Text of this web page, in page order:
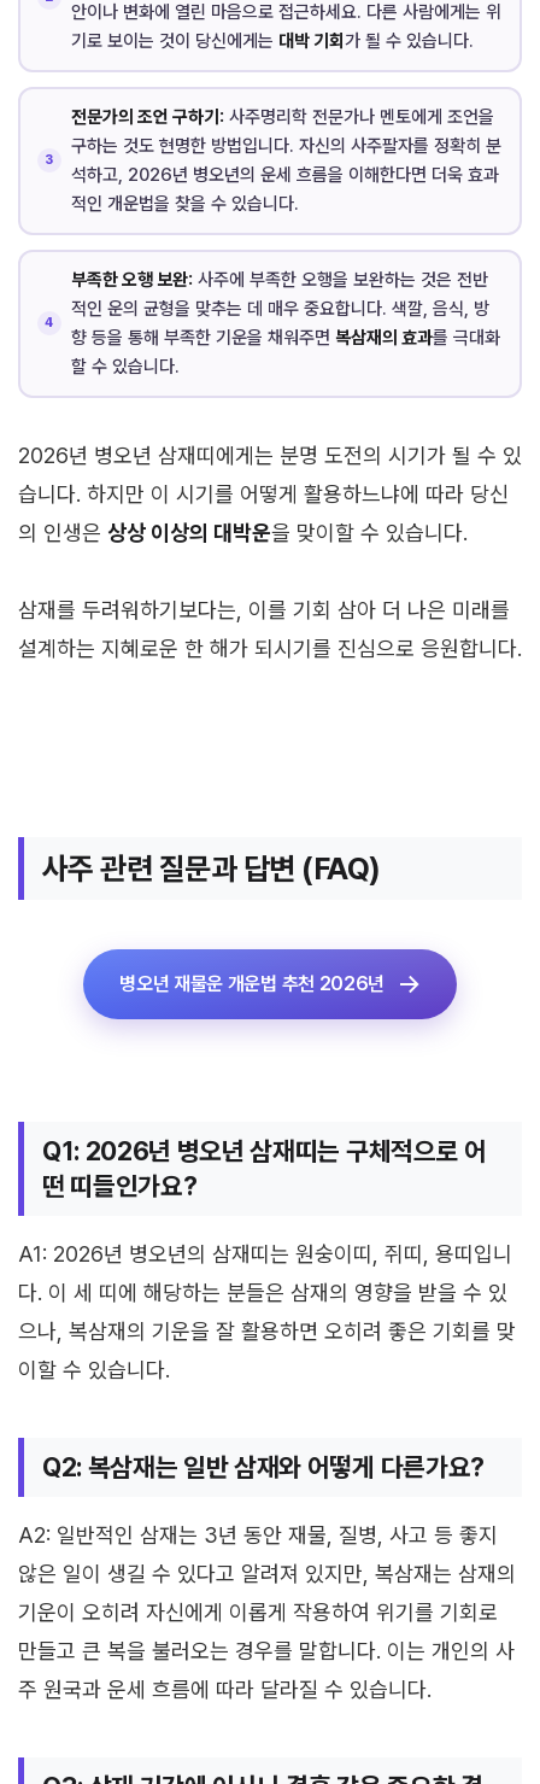
안이나 변화에 열린 마음으로 접근하세요. 다른 사람에게는 위
기로 보이는 것이 당신에게는 대박 기회 가 될 수 있습니다.
전문가의 조언 구하기: 사주명리학 전문가나 멘토에게 조언을
구하는 것도 현명한 방법입니다. 자신의 사주팔자를 정확히 분
석하고, 2026년 병오년의 운세 흐름을 이해한다면 더욱 효과
적인 개운법을 찾을 수 있습니다.
부족한 오행 보완: 사주에 부족한 오행을 보완하는 것은 전반
적인 운의 균형을 맞추는 데 매우 중요합니다. 색깔, 음식, 방
향 등을 통해 부족한 기운을 채워주면 복삼재의 효과를 극대화
할 수 있습니다.
2026년 병오년 삼재띠에게는 분명 도전의 시기가 될 수 있
습니다. 하지만 이 시기를 어떻게 활용하느냐에 따라 당신
의 인생은 상상 이상의 대박운을 맞이할 수 있습니다.
삼재를 두려워하기보다는, 이를 기회 삼아 더 나은 미래를
설계하는 지혜로운 한 해가 되시기를 진심으로 응원합니다.
사주 관련 질문과 답변 (FAQ)
병오년 재물운 개운법 추천 2026년
Q1: 2026년 병오년 삼재띠는 구체적으로 어
떤 띠들인가요?
A1: 2026년 병오년의 삼재띠는 원숭이띠, 쥐띠, 용띠입니
다. 이 세 띠에 해당하는 분들은 삼재의 영향을 받을 수 있
으나, 복삼재의 기운을 잘 활용하면 오히려 좋은 기회를 맞
이할 수 있습니다.
Q2: 복삼재는 일반 삼재와 어떻게 다른가요?
A2: 일반적인 삼재는 3년 동안 재물, 질병, 사고 등 좋지
않은 일이 생길 수 있다고 알려져 있지만, 복삼재는 삼재의
기운이 오히려 자신에게 이롭게 작용하여 위기를 기회로
만들고 큰 복을 불러오는 경우를 말합니다. 이는 개인의 사
주 원국과 운세 흐름에 따라 달라질 수 있습니다.